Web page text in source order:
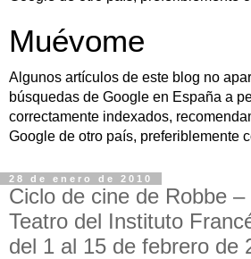
Muévome
Algunos artículos de este blog no
búsquedas de Google en España a
correctamente indexados,
Google de otro país, preferiblemente
28 de enero de 2010
Ciclo de cine de Robbe
Teatro del Instituto
del 1 al 15 de febrero de